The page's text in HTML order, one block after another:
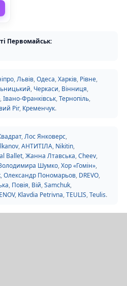
Первомайськ:
,Львів,Одеса,Харків, Рівне,
, Черкаси, Вінниця,
,Івано-Франківськ,Тернопіль,
Ріг, Кременчук.
,Лос Янковерс,
,АНТИТІЛА, Nikitin,
Ballet,Жанна Лтавська,Cheev,
Шумко,Хор «Гомін»,
,Олександр Пономарьов, DREVO,
, Повія, Вій,Samchuk,
, Klavdia Petrivna,TEULIS,Teulis.